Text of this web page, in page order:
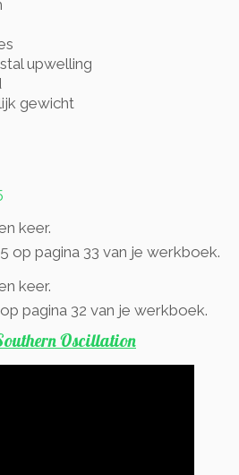
upwelling
gewicht
keer.
op pagina 33 van je werkboek.
keer.
pagina 32 van je werkboek.
Oscillation